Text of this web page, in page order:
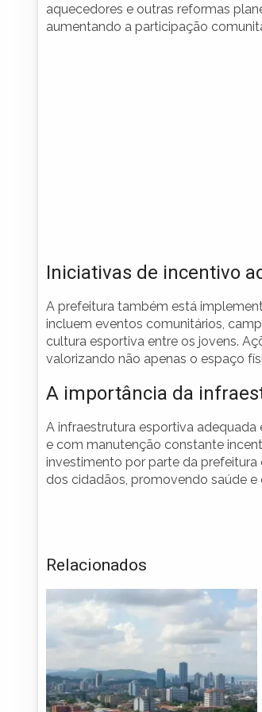
aquecedores e outras reformas
aumentando a participação
Iniciativas de incentivo
A prefeitura também está
incluem eventos comunitários,
cultura esportiva entre os jovens.
valorizando não apenas o espaço
A importância da
A infraestrutura esportiva
e com manutenção constante
investimento por parte da
dos cidadãos, promovendo saúde e
Relacionados